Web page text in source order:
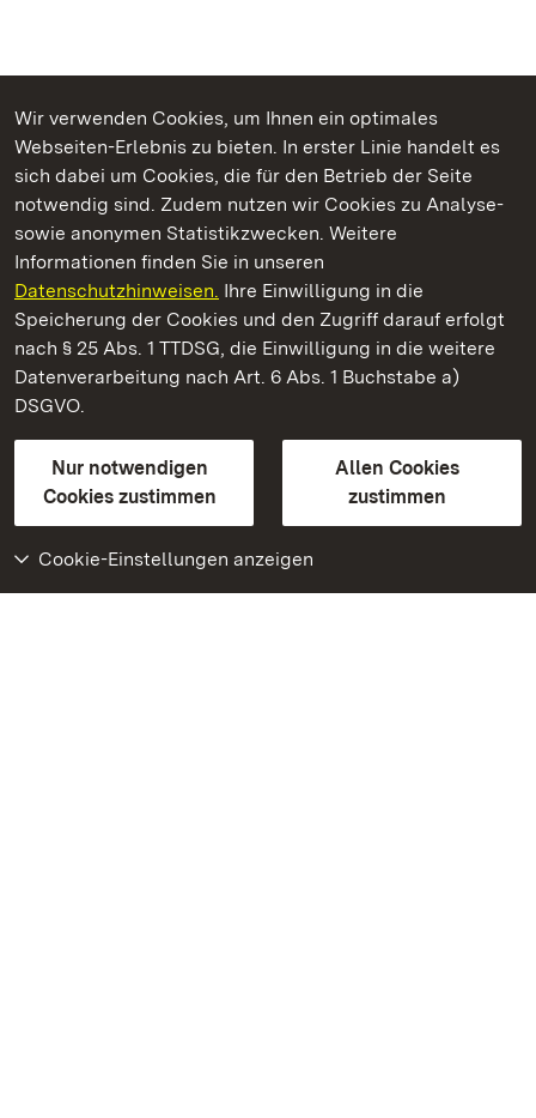
Wir verwenden Cookies, um Ihnen ein optimales
Webseiten-Erlebnis zu bieten. In erster Linie handelt es
sich dabei um Cookies, die für den Betrieb der Seite
notwendig sind. Zudem nutzen wir Cookies zu Analyse-
sowie anonymen Statistikzwecken. Weitere
Informationen finden Sie in unseren
Datenschutzhinweisen. Ihre Einwilligung in die
Speicherung der Cookies und den Zugriff darauf erfolgt
nach § 25 Abs. 1 TTDSG, die Einwilligung in die weitere
Datenverarbeitung nach Art. 6 Abs. 1 Buchstabe a)
DSGVO.
Nur notwendigen
Cookies zustimmen
Allen Cookies
zustimmen
Cookie-Einstellungen anzeigen
Kommen. Staunen. Genießen.
Schloss Kirchheim
Staatliche Schlösser und Gärten Baden-Württemberg
Kontakt
GebärdenspracheLeichte Sprache
Erklärung zur Barrierefreiheit
BITV-konform (geprüfte Seiten)
Weiteres